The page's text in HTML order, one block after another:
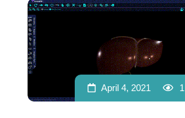
April 4, 2021